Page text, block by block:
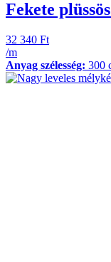
Fekete
32 340 Ft
/m
Anyag szélesség: 300